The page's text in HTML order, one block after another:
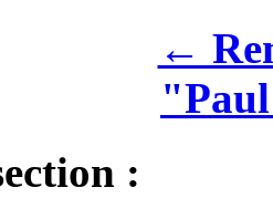
←
: